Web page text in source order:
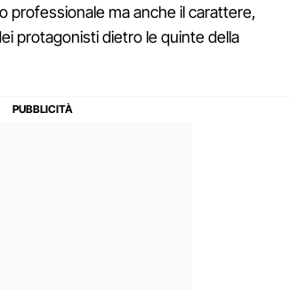
professionale ma anche il carattere,
protagonisti dietro le quinte della